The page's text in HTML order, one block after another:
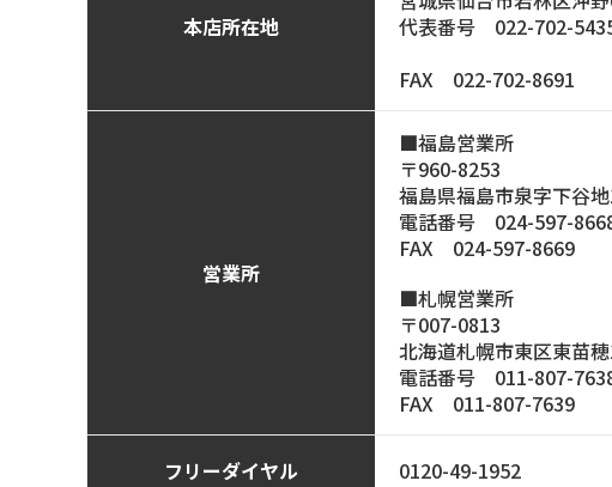
本店所在地
代表番号 022-702-
FAX 022-702-8691
営業所
福島営業所
〒960-8253
福島県福島市泉字下谷
電話番号 024-597-
FAX 024-597-8669
札幌営業所
〒007-0813
北海道札幌市東区東苗
電話番号 011-807-
FAX 011-807-7639
フリーダイヤル 0120-49-1952